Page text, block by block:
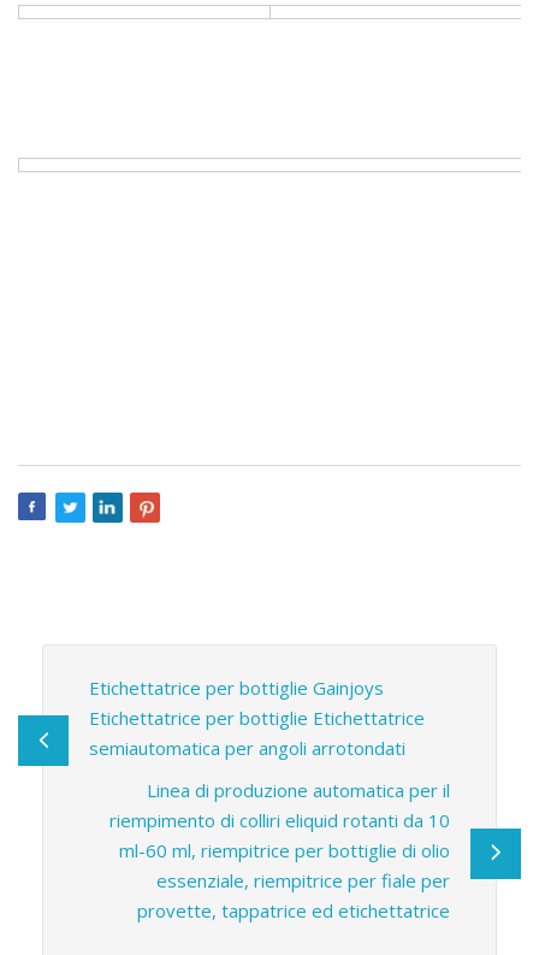
Etichettatrice per bottiglie Gainjoys
Etichettatrice per bottiglie Etichettatrice
semiautomatica per angoli arrotondati
Linea di produzione automatica per il
riempimento di colliri eliquid rotanti da 10
ml-60 ml, riempitrice per bottiglie di olio
essenziale, riempitrice per fiale per
provette, tappatrice ed etichettatrice